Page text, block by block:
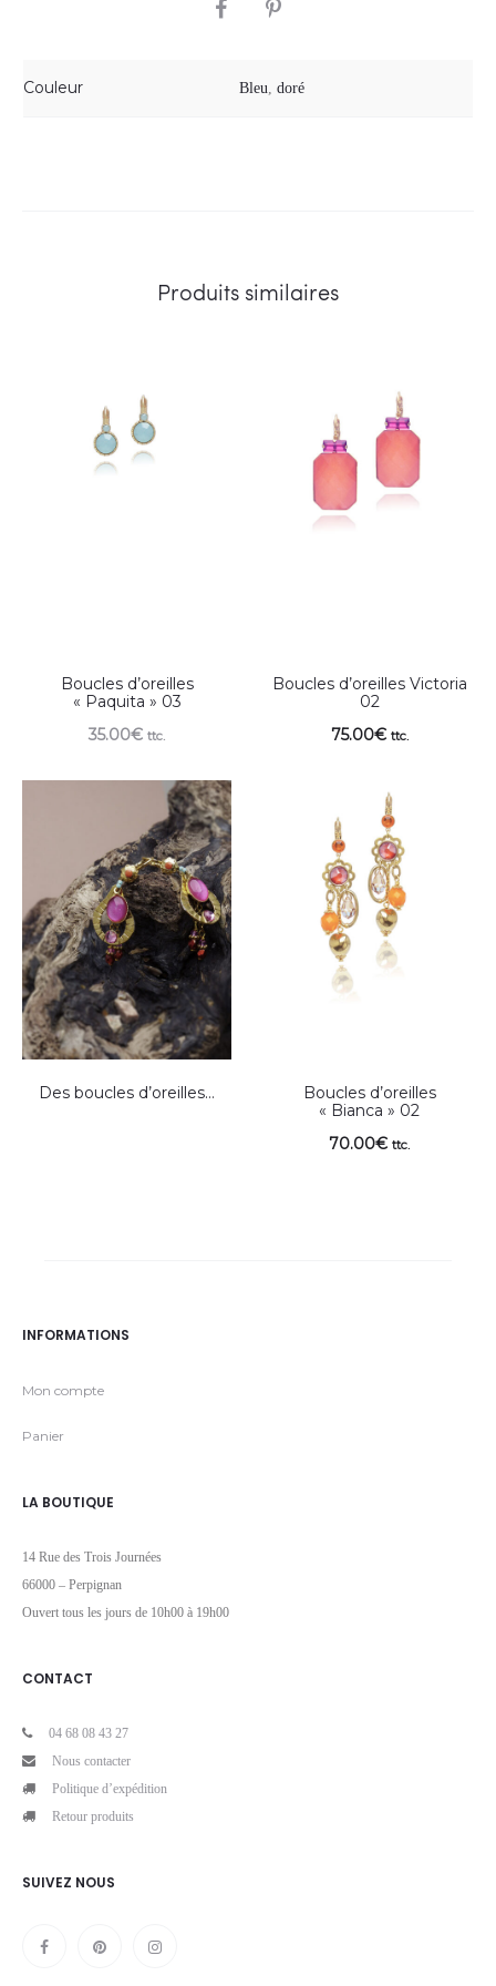
SHARE
Couleur Bleu, doré
Produits similaires
Boucles d’oreilles
« Paquita » 03
35.00€ ttc.
Boucles d’oreilles Victoria
02
75.00€ ttc.
Des boucles d’oreilles…
Boucles d’oreilles
« Bianca » 02
70.00€ ttc.
INFORMATIONS
Mon compte
Panier
LA BOUTIQUE
14 Rue des Trois Journées
66000 – Perpignan
Ouvert tous les jours de 10h00 à 19h00
CONTACT
04 68 08 43 27
Nous contacter
Politique d’expédition
Retour produits
SUIVEZ NOUS